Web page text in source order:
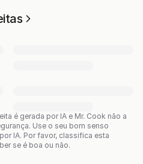
é gerada por IA e Mr. Cook não a
Use o seu bom senso
IA. Por favor, classifica esta
se é boa ou não.